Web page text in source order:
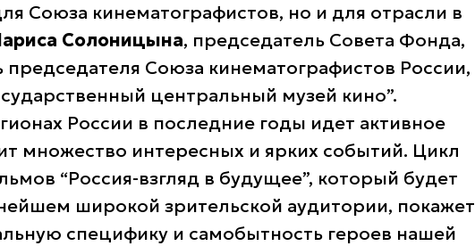
Союза кинематографистов, но и для отрасли в
Солоницына, председатель Совета Фонда,
председателя Союза кинематографистов России,
центральный музей кино”.
России в последние годы идет активное
множество интересных и ярких событий. Цикл
“Россия-взгляд в будущее”, который будет
широкой зрительской аудитории, покажет
специфику и самобытность героев нашей